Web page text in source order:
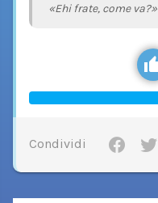
«Ehi frate, come va?»
Condividi